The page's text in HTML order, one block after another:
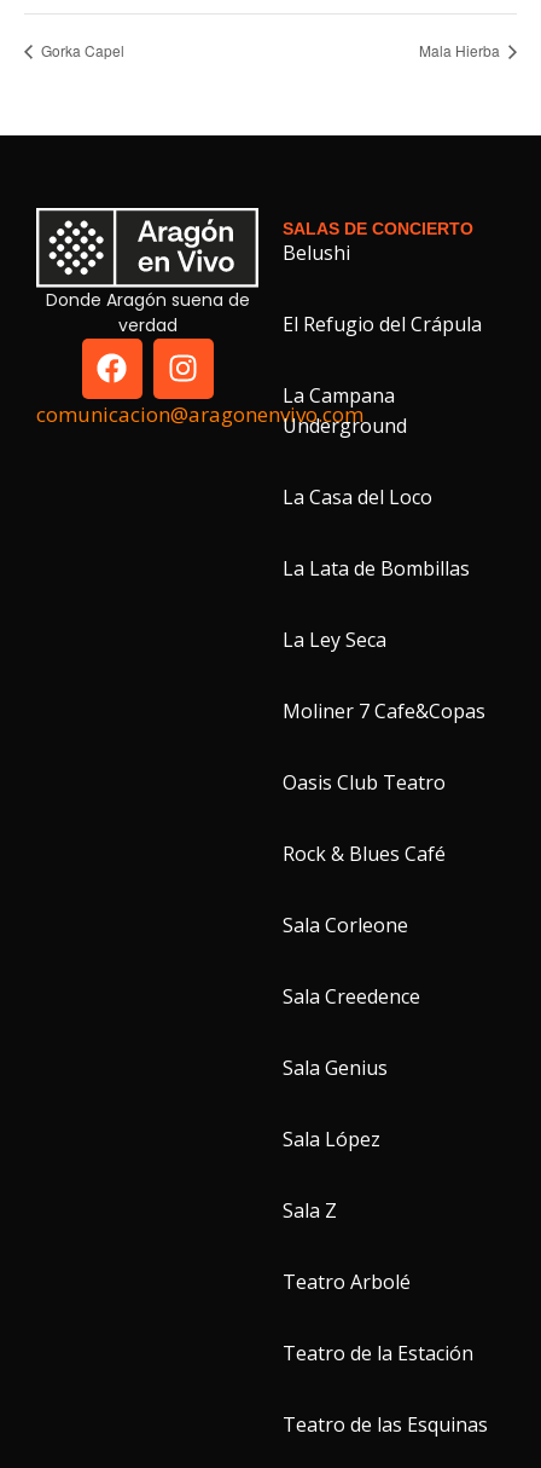
Gorka Capel Mala Hierba
Donde Aragón suena de
verdad
comunicacion@aragonenvivo.com
SALAS DE CONCIERTO
Belushi
El Refugio del Crápula
La Campana
Underground
La Casa del Loco
La Lata de Bombillas
La Ley Seca
Moliner 7 Cafe&Copas
Oasis Club Teatro
Rock & Blues Café
Sala Corleone
Sala Creedence
Sala Genius
Sala López
Sala Z
Teatro Arbolé
Teatro de la Estación
Teatro de las Esquinas